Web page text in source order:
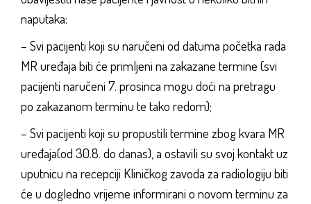
naputaka:
– Svi pacijenti koji su naručeni od datuma početka rada
MR uređaja biti će primljeni na zakazane termine (svi
pacijenti naručeni 7. prosinca mogu doći na pretragu
po zakazanom terminu te tako redom);
– Svi pacijenti koji su propustili termine zbog kvara MR
uređaja(od 30.8. do danas), a ostavili su svoj kontakt uz
uputnicu na recepciji Kliničkog zavoda za radiologiju biti
će u dogledno vrijeme informirani o novom terminu za